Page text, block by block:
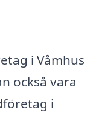
i Våmhus
också vara
i